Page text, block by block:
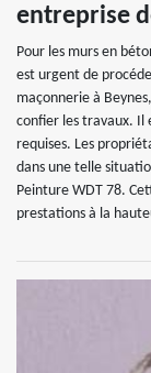
entreprise
Pour les murs en
est urgent de
maçonnerie à
confier les travaux. Il
requises. Les
dans une telle
Peinture WDT 78.
prestations à la